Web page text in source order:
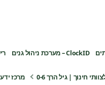
ClockID – מערכת ניהול גנים
חינוך | גיל הרך 0-6 מרכז